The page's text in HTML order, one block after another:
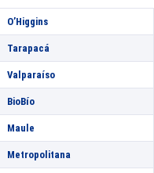
O’Higgins
Tarapacá
Valparaíso
BioBío
Maule
Metropolitana